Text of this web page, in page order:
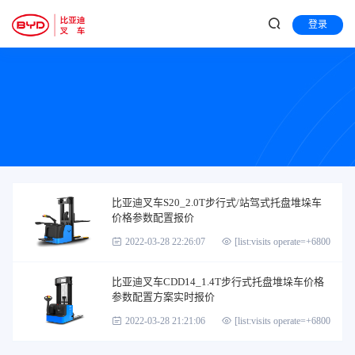
登录
比亚迪叉车S20_2.0T步行式/站驾式托盘堆垛车
价格参数配置报价
2022-03-28 22:26:07 [list:visits operate=+6800]
比亚迪叉车CDD14_1.4T步行式托盘堆垛车价格
参数配置方案实时报价
2022-03-28 21:21:06 [list:visits operate=+6800]